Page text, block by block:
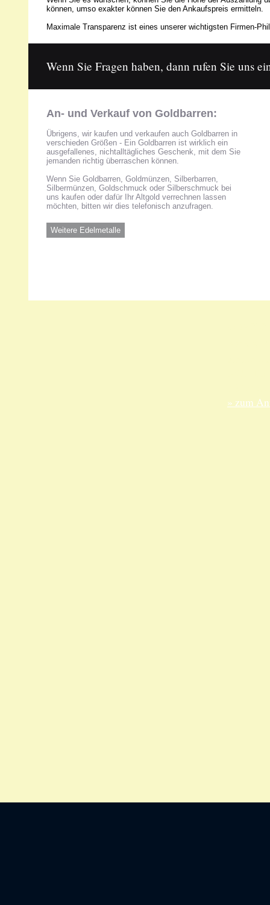
können, umso exakter können Sie den Ankaufspreis ermitteln.
Maximale Transparenz ist eines unserer wichtigsten Firmen-
Wenn Sie Fragen haben, dann rufen Sie uns
An- und Verkauf von Goldbarren:
Übrigens, wir kaufen und verkaufen auch Goldbarren in
verschieden Größen - Ein Goldbarren ist wirklich ein
ausgefallenes, nichtalltägliches Geschenk, mit dem Sie
jemanden richtig überraschen können.
Wenn Sie Goldbarren, Goldmünzen, Silberbarren,
Silbermünzen, Goldschmuck oder Silberschmuck bei
uns kaufen oder dafür Ihr Altgold verrechnen lassen
möchten, bitten wir dies telefonisch anzufragen.
Weitere Edelmetalle
» zum